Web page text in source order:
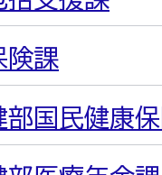
険課
部国民健康